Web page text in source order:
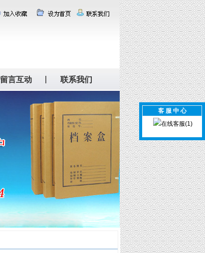
留言互动 联系我们
客 服 中 心
在线客服(1)